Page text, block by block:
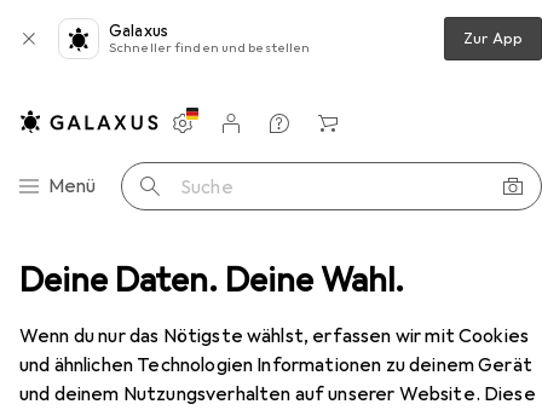
Deine Daten. Deine Wahl.
Wenn du nur das Nötigste wählst, erfassen wir mit Cookies
und ähnlichen Technologien Informationen zu deinem Gerät
und deinem Nutzungsverhalten auf unserer Website. Diese
Galaxus
Schneller finden und bestellen Zur App
Navigation nach Kategorien
Menü Suche
Einstellungen
Kundenkonto
Vergleichslisten
Merklisten
Warenkorb
Couchtisch + Beistelltisch Relaxdays Archer
EUR
65,08
RelaxdaysArcher
50 x 90 x 50 cm